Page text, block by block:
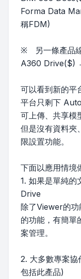
Forma Data
稱FDM)
※ 另一條產品
A360 Drive($)
可以看到新的平
平台只剩下
可上傳、共享模
但是沒有資料夾
限設置功能。
下面以應用情境
1. 如果是單純
Drive
除了Viewer的功
的功能，有簡單
案管理。
2. 大多數專案
包括此產品)